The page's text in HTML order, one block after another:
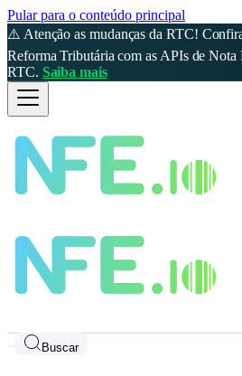
Pular para o conteúdo principal
⚠️ Atenção as mudanças da RTC!
Reforma Tributária com as APIs de Nota
RTC. Saiba mais
Buscar